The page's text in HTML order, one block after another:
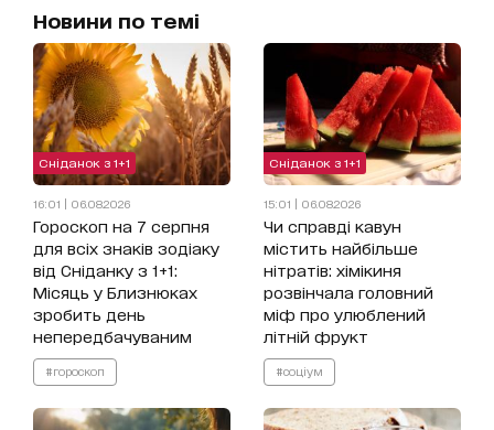
Новини по темі
Сніданок з 1+1
16:01 | 06.08.2026
Гороскоп на 7 серпня
для всіх знаків зодіаку
від Сніданку з 1+1:
Місяць у Близнюках
зробить день
непередбачуваним
#гороскоп
Сніданок з 1+1
15:01 | 06.08.2026
Чи справді кавун
містить найбільше
нітратів: хімікиня
розвінчала головний
міф про улюблений
літній фрукт
#соціум